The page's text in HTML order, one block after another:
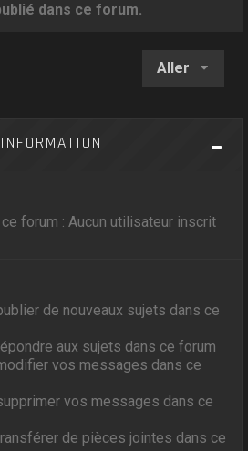
dans ce forum.
Aller
INFORMATION
forum : Aucun utilisateur inscrit
de nouveaux sujets dans ce
aux sujets dans ce forum
vos messages dans ce
vos messages dans ce
de pièces jointes dans ce